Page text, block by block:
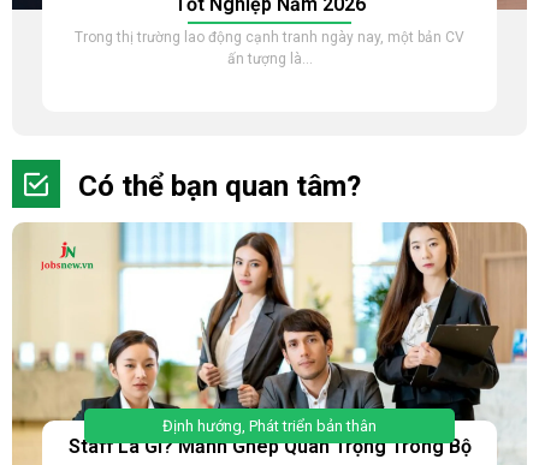
Trong thị trường lao động cạnh tranh ngày nay, một bản CV
ấn tượng là...
Có thể bạn quan tâm?
Định hướng Phát triển bản thân
Staff Là Gì? Mảnh Ghép Quan Trọng Trong Bộ